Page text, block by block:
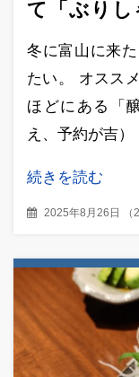
て「ぶり
冬に富山に来
たい。 オスス
ほどにある「
え、予約が吉
続きを読む
2025年8月26日 （